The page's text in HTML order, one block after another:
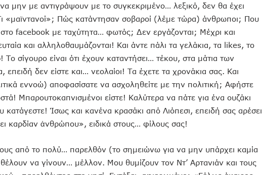
μην με αντιγράψουν με το συγκεκριμένο… λεξικό, δεν θα έχει
«μαϊντανοί»; Πώς κατάντησαν σοβαροί (λέμε τώρα) άνθρωποι; Που
facebook με ταχύτητα… φωτός; Δεν εργάζονται; Μέχρι και
και αλληλοθαυμάζονται! Και άντε πάλι τα γελάκια, τα likes, το
σίγουρο είναι ότι έχουν καταντήσει… τέκου, στα μάτια των
δεν είστε και… νεολαίοι! Τα έχετε τα χρονάκια σας. Και
εννοώ) αποφασίσατε να ασχοληθείτε με την πολιτική; Αφήστε
Μπαρουτοκαπνισμένοι είστε! Καλύτερα να πάτε για ένα ουζάκι
Ίσως και κανένα κρασάκι από Λιόπεσι, επειδή σας αρέσει
καρδίαν ἀνθρώπου», ειδικά στους… φίλους σας!
από το πολύ… παρελθόν (το σημειώνω για να μην υπάρχει καμία
να γίνουν… μέλλον. Μου θυμίζουν τον Ντ’ Αρτανιάν και τους